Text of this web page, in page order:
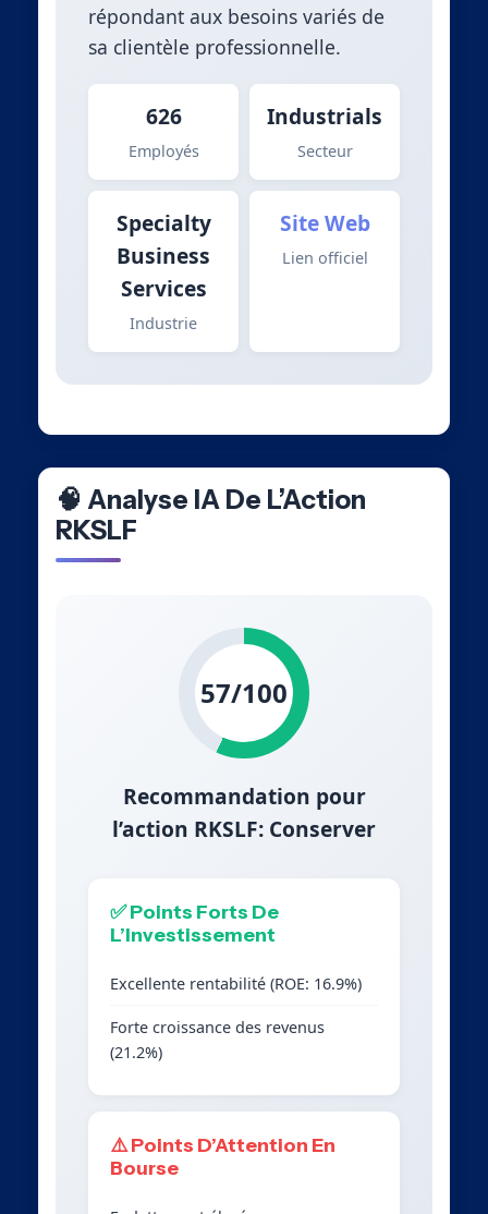
répondant aux besoins variés de
sa clientèle professionnelle.
626
Employés
Industrials
Secteur
Specialty
Business
Services
Industrie
Site Web
Lien officiel
🧠 Analyse IA De L’Action
RKSLF
57/100
Recommandation pour
l’action RKSLF: Conserver
✅ Points Forts De
L’Investissement
Excellente rentabilité (ROE: 16.9%)
Forte croissance des revenus
(21.2%)
⚠️ Points D’Attention En
Bourse